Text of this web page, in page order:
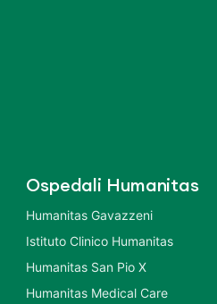
Ospedali Humanitas
Humanitas Gavazzeni
Istituto Clinico Humanitas
Humanitas San Pio X
Humanitas Medical Care